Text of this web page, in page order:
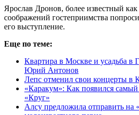
Ярослав Дронов, более известный как
соображений гостеприимства
его выступление.
Еще по теме:
Квартира в Москве и усадьба в
Юрий Антонов
Лепс отменил свои концерты в
«Каракум»: Как появился
«Круг»
Алсу предложила отправить на